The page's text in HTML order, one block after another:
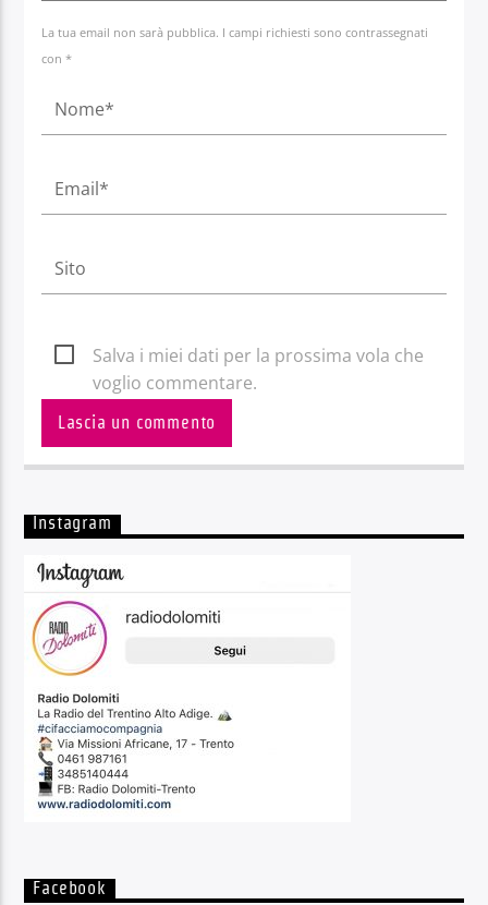
La tua email non sarà pubblica. I campi richiesti sono contrassegnati
con *
Salva i miei dati per la prossima vola che
voglio commentare.
Instagram
Facebook